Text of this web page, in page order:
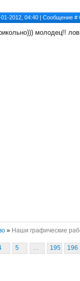
01-2012, 04:40 | Сообщение #
молодец!!
» Наши графические
5 … 195 196